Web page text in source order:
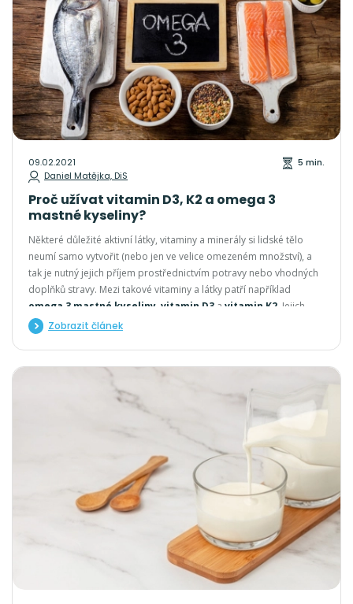
09.02.2021
Daniel Matějka, DiS
5 min.
Proč užívat vitamin D3, K2 a omega 3
mastné kyseliny?
Některé důležité aktivní látky, vitaminy a minerály si lidské tělo
neumí samo vytvořit (nebo jen ve velice omezeném množství), a
tak je nutný jejich příjem prostřednictvím potravy nebo vhodných
doplňků stravy. Mezi takové vitaminy a látky patří například
omega 3 mastné kyseliny vitamin D3 a vitamin K2 . Jejich
získávání z potravy ale bohužel není tak snadné jako kdysi a výběr
Zobrazit článek